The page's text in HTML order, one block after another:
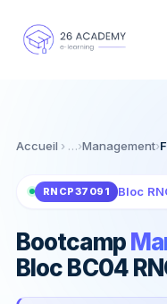
Accueil ›Management›
RNCP37091 Bloc
Bootcamp
Bloc BC04